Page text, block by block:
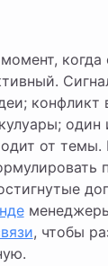
конфликт
один
от
, чтобы